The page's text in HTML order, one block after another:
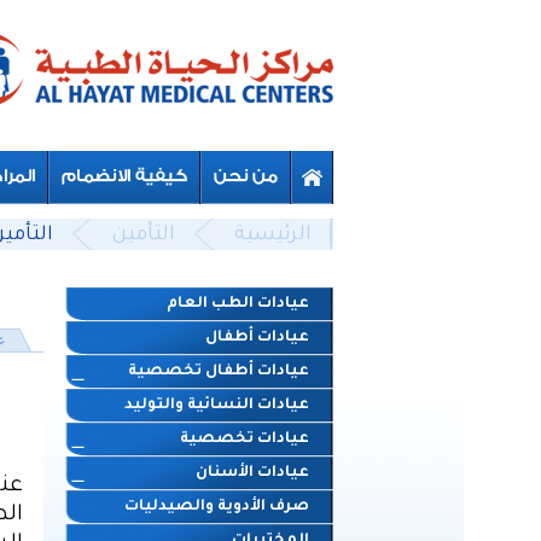
Beyond Designs You are here
الرئيسية التأمين
عيادات الطب العام
عيادات أطفال
عيادات أطفال تخصصية
عيادات النسائية والتوليد
عيادات تخصصية
عيادات الأسنان
صرف الأدوية والصيدليات